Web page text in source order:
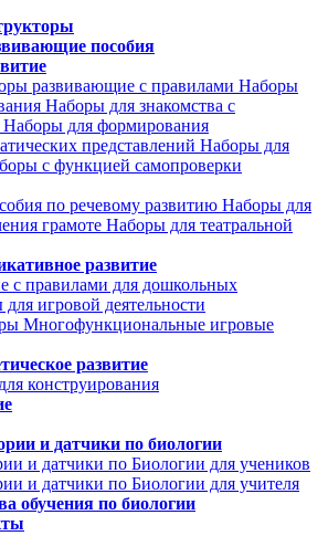
пособия
развивающие с правилами Наборы
Наборы для знакомства с
Наборы для формирования
представлений Наборы для
с функцией самопроверки
по речевому развитию Наборы для
грамоте Наборы для театральной
развитие
с правилами для дошкольных
игровой деятельности
Многофункциональные игровые
развитие
конструирования
и датчики по биологии
и датчики по Биологии для учеников
и датчики по Биологии для учителя
обучения по биологии